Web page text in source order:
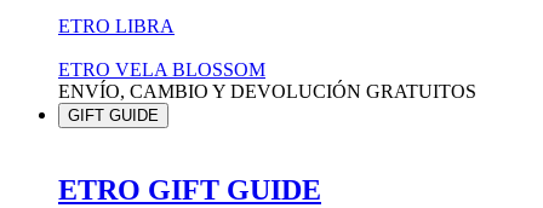
ETRO LIBRA
ETRO VELA BLOSSOM
ENVÍO, CAMBIO Y DEVOLUCIÓN GRATUITOS
GIFT GUIDE
ETRO GIFT GUIDE